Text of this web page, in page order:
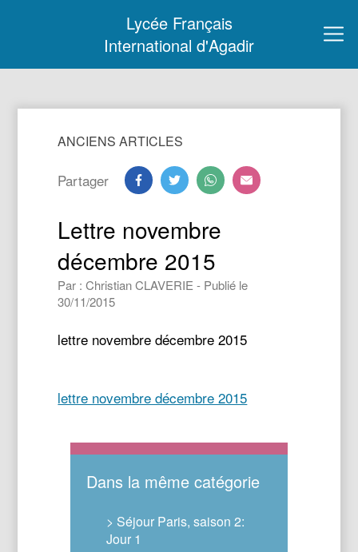
Lycée Français
International d'Agadir
ANCIENS ARTICLES
Partager
Lettre novembre
décembre 2015
Par : Christian CLAVERIE - Publié le
30/11/2015
lettre novembre décembre 2015
lettre novembre décembre 2015
Dans la même catégorie
> Séjour Paris, saison 2:
Jour 1